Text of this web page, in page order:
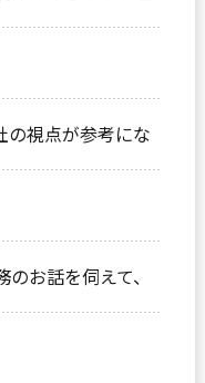
の視点が参考にな
お話を伺えて、